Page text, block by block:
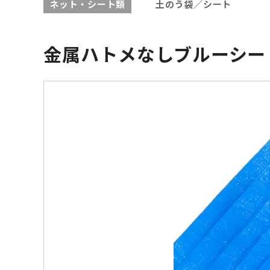
ネット・シート類 土のう袋／シート
金属ハトメなしブルーシ